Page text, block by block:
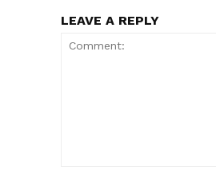
LEAVE A REPLY